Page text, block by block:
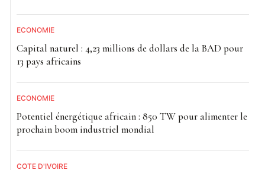
ECONOMIE
Capital naturel : 4,23 millions de dollars de la BAD pour
13 pays africains
ECONOMIE
Potentiel énergétique africain : 850 TW pour alimenter le
prochain boom industriel mondial
CÔTE D'IVOIRE